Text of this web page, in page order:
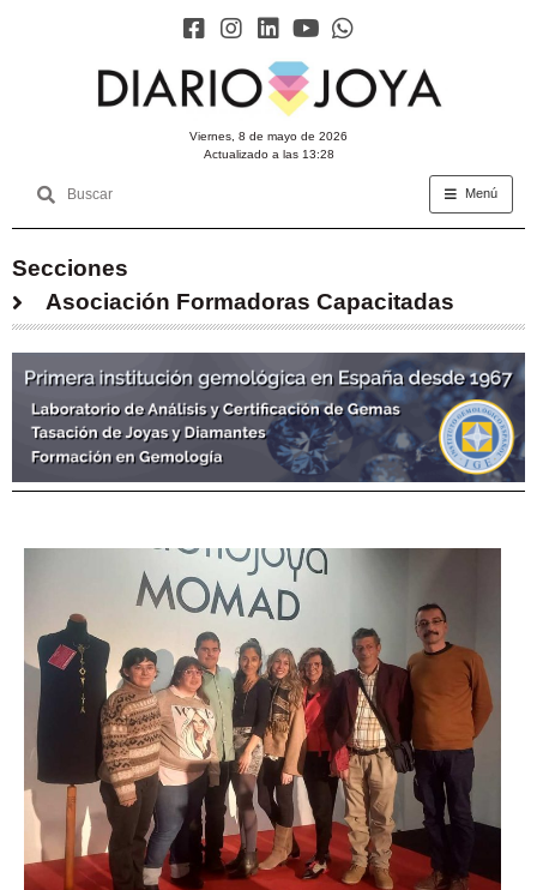
viernes, 8 de mayo de 2026
Actualizado a las 13:28
Menú
Secciones
Asociación Formadoras Capacitadas